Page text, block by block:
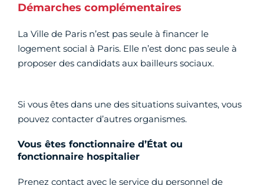
Démarches complémentaires
La Ville de Paris n’est pas seule à financer le
logement social à Paris. Elle n’est donc pas seule à
proposer des candidats aux bailleurs sociaux.
Si vous êtes dans une des situations suivantes, vous
pouvez contacter d’autres organismes.
Vous êtes fonctionnaire d’État ou
fonctionnaire hospitalier
Prenez contact avec le service du personnel de